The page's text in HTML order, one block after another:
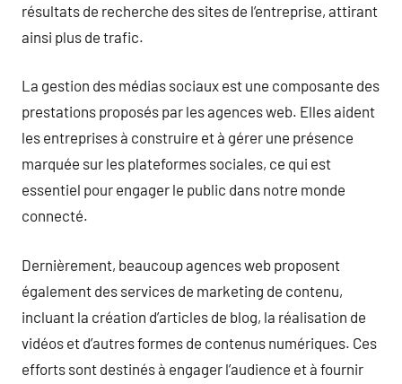
résultats de recherche des sites de l’entreprise, attirant
ainsi plus de trafic.
La gestion des médias sociaux est une composante des
prestations proposés par les agences web. Elles aident
les entreprises à construire et à gérer une présence
marquée sur les plateformes sociales, ce qui est
essentiel pour engager le public dans notre monde
connecté.
Dernièrement, beaucoup agences web proposent
également des services de marketing de contenu,
incluant la création d’articles de blog, la réalisation de
vidéos et d’autres formes de contenus numériques. Ces
efforts sont destinés à engager l’audience et à fournir